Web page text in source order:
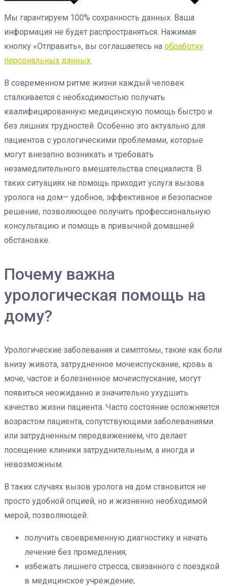
Мы гарантируем 100% сохранность данных. Ваша
информация не будет распространяться. Нажимая
кнопку «Отправить», вы соглашаетесь на обработку
персональных данных.
В современном ритме жизни каждый человек
сталкивается с необходимостью получать
квалифицированную медицинскую помощь быстро и
без лишних трудностей. Особенно это актуально для
пациентов с урологическими проблемами, которые
могут внезапно возникать и требовать
незамедлительного вмешательства специалиста. В
таких ситуациях на помощь приходит услуга вызова
уролога на дом— удобное, эффективное и безопасное
решение, позволяющее получить профессиональную
консультацию и помощь в привычной домашней
обстановке.
Почему важна
урологическая помощь на
дому?
Урологические заболевания и симптомы, такие как боли
внизу живота, затрудненное мочеиспускание, кровь в
моче, частое и болезненное мочеиспускание, могут
появиться неожиданно и значительно ухудшить
качество жизни пациента. Часто состояние осложняется
возрастом пациента, сопутствующими заболеваниями
или затрудненным передвижением, что делает
посещение клиники затруднительным, а иногда и
невозможным.
В таких случаях вызов уролога на дом становится не
просто удобной опцией, но и жизненно необходимой
мерой, позволяющей:
получить своевременную диагностику и начать
лечение без промедления;
избежать лишнего стресса, связанного с поездкой
в медицинское учреждение;